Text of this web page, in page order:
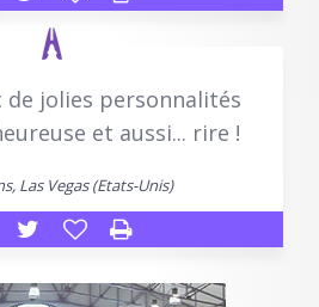
de jolies personnalités
et aussi... rire !
Las Vegas (Etats-Unis)